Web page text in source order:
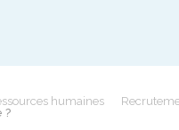
humaines
?